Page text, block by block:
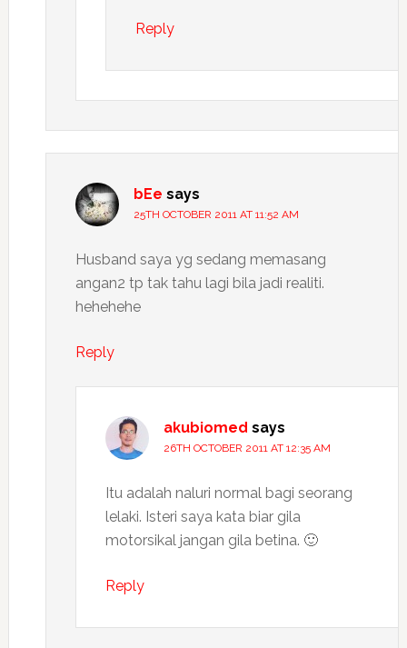
Reply
bEe says
25TH OCTOBER 2011 AT 11:52 AM
Husband saya yg sedang memasang
angan2 tp tak tahu lagi bila jadi realiti.
hehehehe
Reply
akubiomed says
26TH OCTOBER 2011 AT 12:35 AM
Itu adalah naluri normal bagi seorang
lelaki. Isteri saya kata biar gila
motorsikal jangan gila betina. 🙂
Reply